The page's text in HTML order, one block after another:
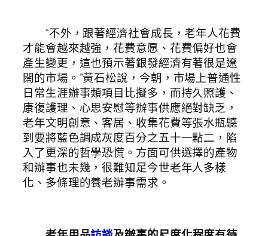
“不外，跟著經濟社會成長，老年人花費
才能會越來越強，花費意愿、花費偏好也會
產生變更，這也預示著銀發經濟有著很是遼
闊的市場。”黃石松說，今朝，市場上普通性
日常生涯辦事類項目比擬多，而持久照護、
康復護理、心思安慰等辦事供應絕對缺乏，
老年文明創意、客居、收集花費等張水瓶聽
到要將藍色調成灰度百分之五十一點二，陷
入了更深的哲學恐慌。方面可供選擇的產物
和辦事也未幾，很難知足今世老年人多樣
化、多條理的養老辦事需求。